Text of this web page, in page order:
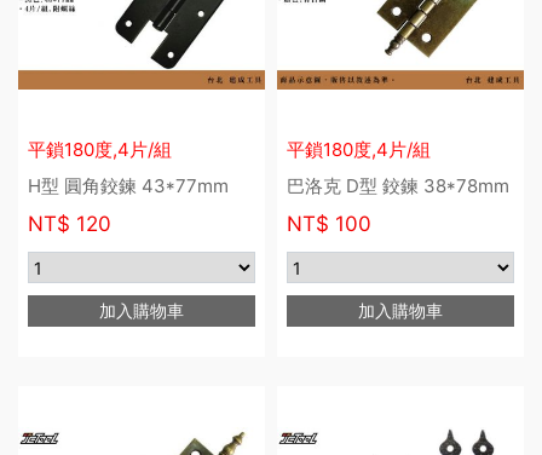
平鎖180度,4片/組
H型 圓角鉸鍊 43*77mm
NT$ 120
加入購物車
平鎖180度,4片/組
巴洛克 D型 鉸鍊 38*78mm
NT$ 100
加入購物車